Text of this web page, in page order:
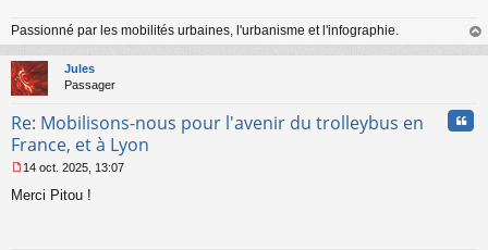
n
n
l
u
Passionné par les mobilités urbaines, l'urbanisme et l'infographie.
au
Jules
Passager
Re: Mobilisons-nous pour l'avenir du trolleybus en
France, et à Lyon
e
14 oct. 2025, 13:07
Merci Pitou !